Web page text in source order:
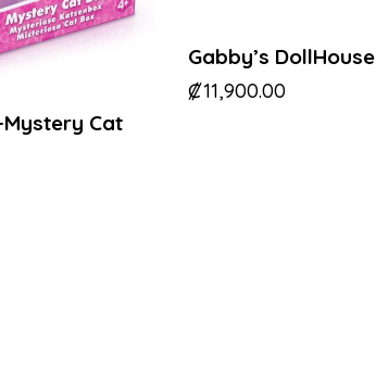
Cat
Gabby’s DollHouse
₡11,900.00